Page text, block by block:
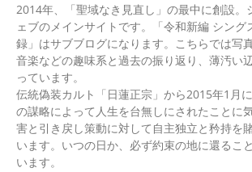
2014年、「聖域なき見直し」の最中に創設。
ェブのメインサイトです。「令和新編 シング
録」はサブブログになります。こちらでは写
音楽などの趣味系と過去の振り返り、薄汚い
っています。
伝統偽装カルト「日蓮正宗」から2015年1月
の謀略によって人生を台無しにされたことに
害と引き戻し策動に対して自主独立と矜持を
います。いつの日か、必ず約束の地に還るこ
います。